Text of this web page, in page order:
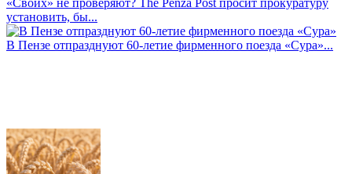
«Своих» не проверяют? The Penza Post просит прокуратуру
установить, бы...
В Пензе отпразднуют 60-летие фирменного поезда «Сура»...